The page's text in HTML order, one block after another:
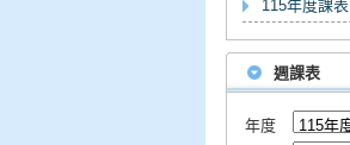
115年度課表
週課表
年度